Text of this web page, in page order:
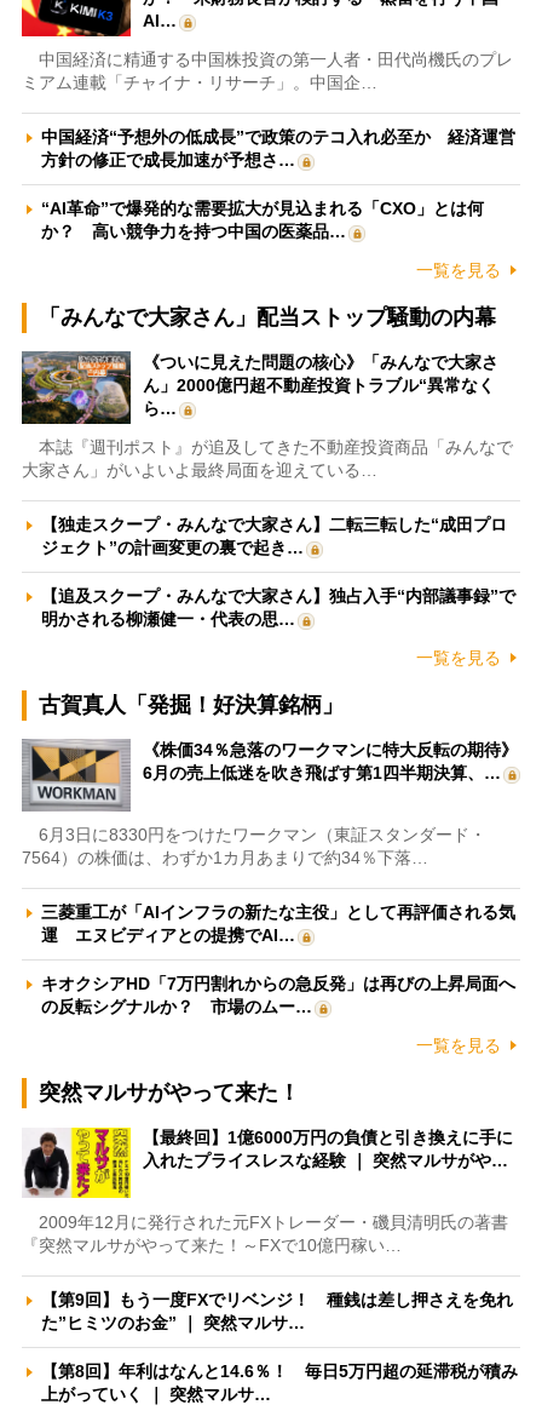
AI…
中国経済に精通する中国株投資の第一人者・田代尚機氏のプレ
ミアム連載「チャイナ・リサーチ」。中国企…
中国経済“予想外の低成長”で政策のテコ入れ必至か 経済運営
方針の修正で成長加速が予想さ…
“AI革命”で爆発的な需要拡大が見込まれる「CXO」とは何
か？ 高い競争力を持つ中国の医薬品…
一覧を見る
「みんなで大家さん」配当ストップ騒動の内幕
《ついに見えた問題の核心》「みんなで大家さ
ん」2000億円超不動産投資トラブル“異常なく
ら…
本誌『週刊ポスト』が追及してきた不動産投資商品「みんなで
大家さん」がいよいよ最終局面を迎えている…
【独走スクープ・みんなで大家さん】二転三転した“成田プロ
ジェクト”の計画変更の裏で起き…
【追及スクープ・みんなで大家さん】独占入手“内部議事録”で
明かされる柳瀬健一・代表の思…
一覧を見る
古賀真人「発掘！好決算銘柄」
《株価34％急落のワークマンに特大反転の期待》
6月の売上低迷を吹き飛ばす第1四半期決算、…
6月3日に8330円をつけたワークマン（東証スタンダード・
7564）の株価は、わずか1カ月あまりで約34％下落…
三菱重工が「AIインフラの新たな主役」として再評価される気
運 エヌビディアとの提携でAI…
キオクシアHD「7万円割れからの急反発」は再びの上昇局面へ
の反転シグナルか？ 市場のムー…
一覧を見る
突然マルサがやって来た！
【最終回】1億6000万円の負債と引き換えに手に
入れたプライスレスな経験 ｜ 突然マルサがや…
2009年12月に発行された元FXトレーダー・磯貝清明氏の著書
『突然マルサがやって来た！～FXで10億円稼い…
【第9回】もう一度FXでリベンジ！ 種銭は差し押さえを免れ
た”ヒミツのお金” ｜ 突然マルサ…
【第8回】年利はなんと14.6％！ 毎日5万円超の延滞税が積み
上がっていく ｜ 突然マルサ…